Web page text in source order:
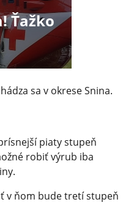
Ťažko
sa v okrese Snina.
piaty stupeň
robiť výrub iba
v ňom bude tretí stupeň